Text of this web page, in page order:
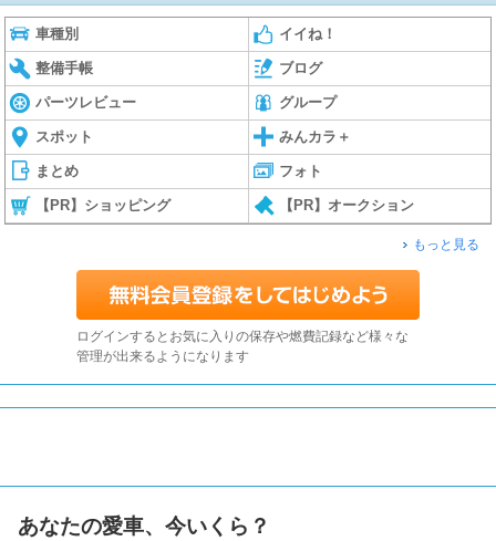
車種別 イイね！
整備手帳 ブログ
パーツレビュー グループ
スポット みんカラ＋
まとめ フォト
【PR】ショッピング 【PR】オークション
もっと見る
ログインするとお気に入りの保存や燃費記録など様々な
管理が出来るようになります
あなたの愛車、今いくら？